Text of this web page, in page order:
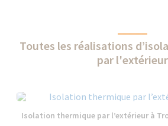
Toutes les réalisations
par l'extérieur
Isolation thermique par l’extérieur à